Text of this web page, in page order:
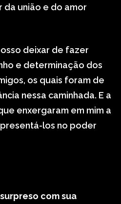
união e do amor
deixar de fazer
e determinação dos
os quais foram de
nessa caminhada. E a
enxergaram em mim a
los no poder
surpreso com sua